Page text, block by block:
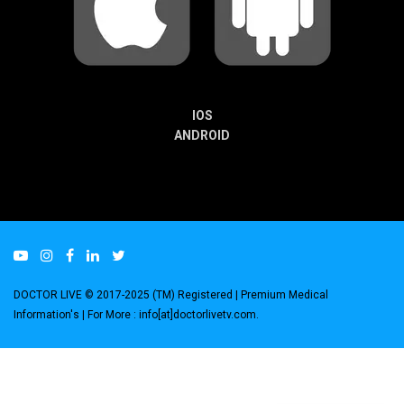
IOS
ANDROID
DOCTOR LIVE © 2017-2025 (TM) Registered
| Premium Medical
Information's |
For More : info[at]doctorlivetv.com.